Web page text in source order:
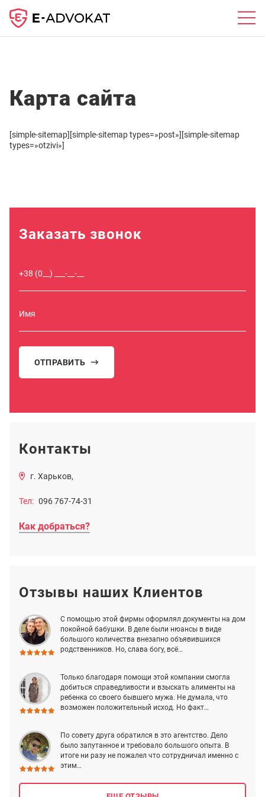
Карта сайта
[simple-sitemap][simple-sitemap types=»post»][simple-sitemap
types=»otzivi»]
Заказать звонок
ОТПРАВИТЬ
Контакты
г. Харьков,
Тел: 096 767-74-31
Как добраться?
Отзывы наших Клиентов
С помощью этой фирмы оформлял документы на дом
покойной бабушки. В деле были нюансы в виде
большого количества внезапно объявившихся
родственников. Но, слава богу, всё…
Только благодаря помощи этой компании смогла
добиться справедливости и взыскать алименты на
ребенка со своего бывшего мужа. Не думала, что
возможен положительный исход. Но факт…
По совету друга обратился в это агентство. Дело
было запутанное и требовало большого опыта. В
итоге ни разу не пожалел что сотрудничал именно с
этим…